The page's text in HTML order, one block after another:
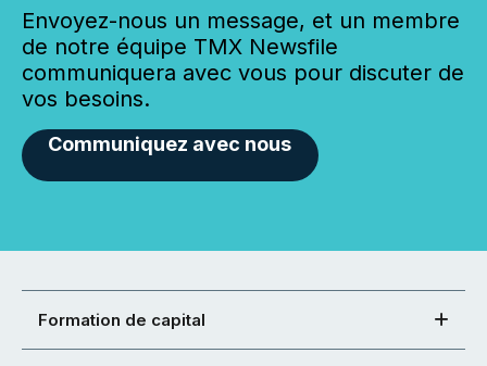
Envoyez-nous un message, et un membre
de notre équipe TMX Newsfile
communiquera avec vous pour discuter de
vos besoins.
Communiquez avec nous
Formation de capital